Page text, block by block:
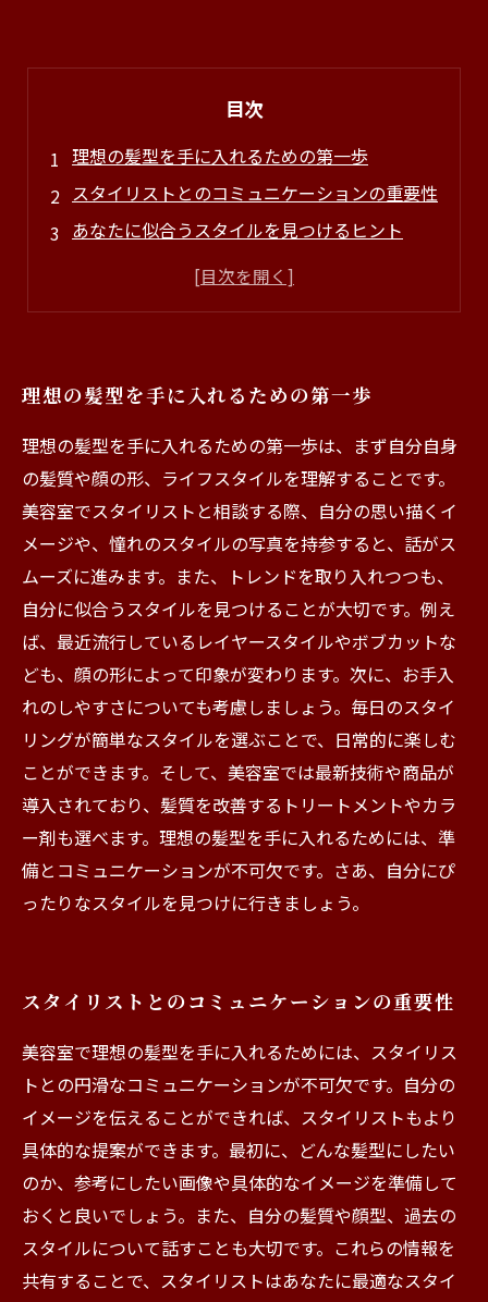
目次
理想の髪型を手に入れるための第一歩
スタイリストとのコミュニケーションの重要性
あなたに似合うスタイルを見つけるヒント
最新トレンドを取り入れた髪型の提案
理想の髪型を手に入れるための第一歩
理想の髪型を手に入れるための第一歩は、まず自分自身
の髪質や顔の形、ライフスタイルを理解することです。
美容室でスタイリストと相談する際、自分の思い描くイ
メージや、憧れのスタイルの写真を持参すると、話がス
ムーズに進みます。また、トレンドを取り入れつつも、
自分に似合うスタイルを見つけることが大切です。例え
ば、最近流行しているレイヤースタイルやボブカットな
ども、顔の形によって印象が変わります。次に、お手入
れのしやすさについても考慮しましょう。毎日のスタイ
リングが簡単なスタイルを選ぶことで、日常的に楽しむ
ことができます。そして、美容室では最新技術や商品が
導入されており、髪質を改善するトリートメントやカラ
ー剤も選べます。理想の髪型を手に入れるためには、準
備とコミュニケーションが不可欠です。さあ、自分にぴ
ったりなスタイルを見つけに行きましょう。
スタイリストとのコミュニケーションの重要性
美容室で理想の髪型を手に入れるためには、スタイリス
トとの円滑なコミュニケーションが不可欠です。自分の
イメージを伝えることができれば、スタイリストもより
具体的な提案ができます。最初に、どんな髪型にしたい
のか、参考にしたい画像や具体的なイメージを準備して
おくと良いでしょう。また、自分の髪質や顔型、過去の
スタイルについて話すことも大切です。これらの情報を
共有することで、スタイリストはあなたに最適なスタイ